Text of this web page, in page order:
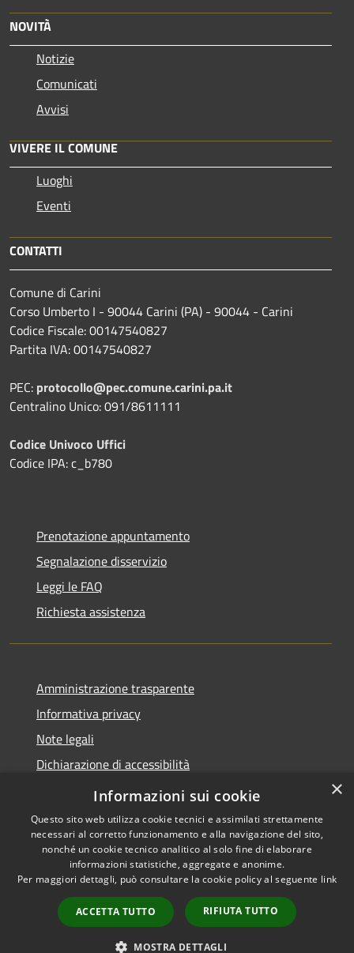
NOVITÀ
Notizie
Comunicati
Avvisi
VIVERE IL COMUNE
Luoghi
Eventi
CONTATTI
Comune di Carini
Corso Umberto I - 90044 Carini (PA) - 90044 - Carini
Codice Fiscale: 00147540827
Partita IVA: 00147540827
PEC: protocollo@pec.comune.carini.pa.it
Centralino Unico: 091/8611111
Codice Univoco Uffici
Codice IPA: c_b780
Prenotazione appuntamento
Segnalazione disservizio
Leggi le FAQ
Richiesta assistenza
Amministrazione trasparente
Informativa privacy
Note legali
Dichiarazione di accessibilità
Privacy e protezione dei dati
Accessibilità
Copyright © 2026 • Comune di
Carini • Powered by
Municipium•
Accesso
redazione
×
Informazioni sui cookie
Questo sito web utilizza cookie tecnici e assimilati strettamente
necessari al corretto funzionamento e alla navigazione del sito,
nonché un cookie tecnico analitico al solo fine di elaborare
informazioni statistiche, aggregate e anonime.
Per maggiori dettagli, può consultare la cookie policy al seguente link
ACCETTA TUTTO RIFIUTA TUTTO
MOSTRA DETTAGLI